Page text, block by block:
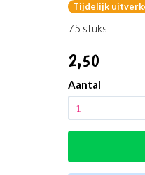
Tijdelijk
75 stuks
2,50
Aantal